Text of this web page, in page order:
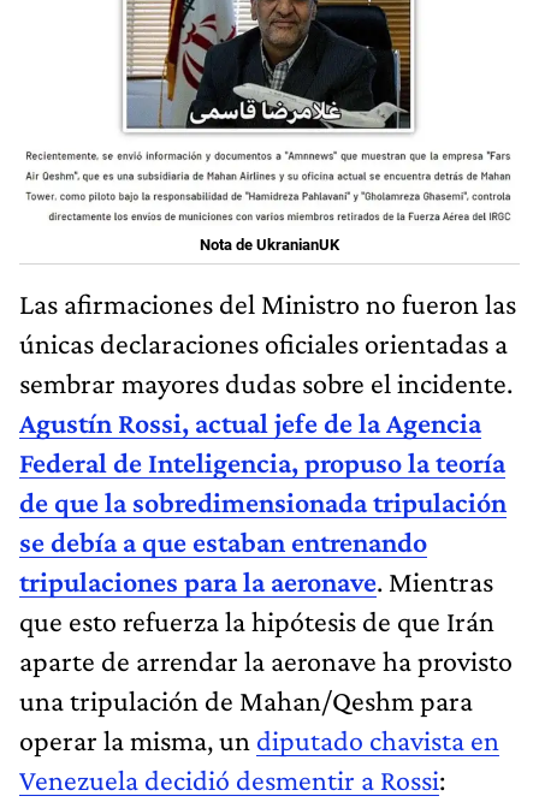
Nota de UkranianUK
Las afirmaciones del Ministro no fueron las
únicas declaraciones oficiales orientadas a
sembrar mayores dudas sobre el incidente.
Agustín Rossi, actual jefe de la Agencia
Federal de Inteligencia, propuso la teoría
de que la sobredimensionada tripulación
se debía a que estaban entrenando
tripulaciones para la aeronave. Mientras
que esto refuerza la hipótesis de que Irán
aparte de arrendar la aeronave ha provisto
una tripulación de Mahan/Qeshm para
operar la misma, un diputado chavista en
Venezuela decidió desmentir a Rossi: